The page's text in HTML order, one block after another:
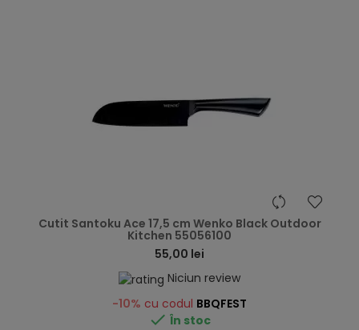
Cutit Santoku Ace 17,5 cm Wenko Black Outdoor
Kitchen 55056100
55,00 lei
Niciun review
-10% cu codul BBQFEST
 În stoc